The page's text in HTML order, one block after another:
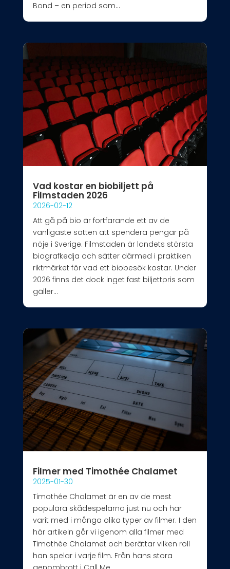
Bond – en period som...
Vad kostar en biobiljett på
Filmstaden 2026
2026-02-12
Att gå på bio är fortfarande ett av de
vanligaste sätten att spendera pengar på
nöje i Sverige. Filmstaden är landets största
biografkedja och sätter därmed i praktiken
riktmärket för vad ett biobesök kostar. Under
2026 finns det dock inget fast biljettpris som
gäller...
Filmer med Timothée Chalamet
2025-01-30
Timothée Chalamet är en av de mest
populära skådespelarna just nu och har
varit med i många olika typer av filmer. I den
här artikeln går vi igenom alla filmer med
Timothée Chalamet och berättar vilken roll
han spelar i varje film. Från hans stora